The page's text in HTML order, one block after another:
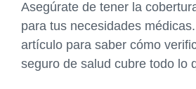
Asegúrate de tener la
para tus necesidades
artículo para saber cómo
seguro de salud cubre todo lo